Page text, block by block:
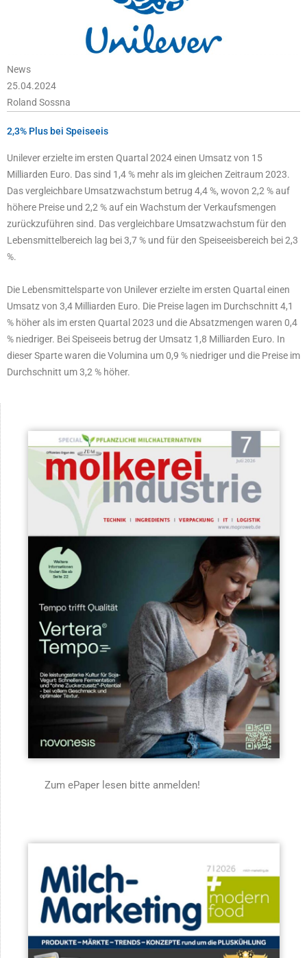
News
25.04.2024
Roland Sossna
2,3% Plus bei Speiseeis
Unilever erzielte im ersten Quartal 2024 einen Umsatz von 15
Milliarden Euro. Das sind 1,4 % mehr als im gleichen Zeitraum 2023.
Das vergleichbare Umsatzwachstum betrug 4,4 %, wovon 2,2 % auf
höhere Preise und 2,2 % auf ein Wachstum der Verkaufsmengen
zurückzuführen sind. Das vergleichbare Umsatzwachstum für den
Lebensmittelbereich lag bei 3,7 % und für den Speiseeisbereich bei 2,3
%.
Die Lebensmittelsparte von Unilever erzielte im ersten Quartal einen
Umsatz von 3,4 Milliarden Euro. Die Preise lagen im Durchschnitt 4,1
% höher als im ersten Quartal 2023 und die Absatzmengen waren 0,4
% niedriger. Bei Speiseeis betrug der Umsatz 1,8 Milliarden Euro. In
dieser Sparte waren die Volumina um 0,9 % niedriger und die Preise im
Durchschnitt um 3,2 % höher.
Zum ePaper lesen bitte anmelden!